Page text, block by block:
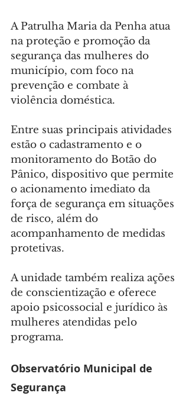
A Patrulha Maria da Penha atua
na proteção e promoção da
segurança das mulheres do
município, com foco na
prevenção e combate à
violência doméstica.
Entre suas principais atividades
estão o cadastramento e o
monitoramento do Botão do
Pânico, dispositivo que permite
o acionamento imediato da
força de segurança em situações
de risco, além do
acompanhamento de medidas
protetivas.
A unidade também realiza ações
de conscientização e oferece
apoio psicossocial e jurídico às
mulheres atendidas pelo
programa.
Observatório Municipal de
Segurança